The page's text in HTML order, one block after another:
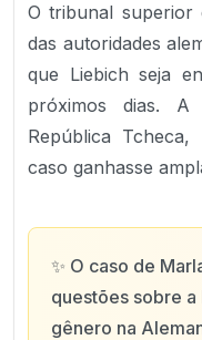
O tribunal superior
das autoridades
que Liebich seja
próximos dias.
República
caso ganhasse
✨ O caso de
questões sobre
gênero na